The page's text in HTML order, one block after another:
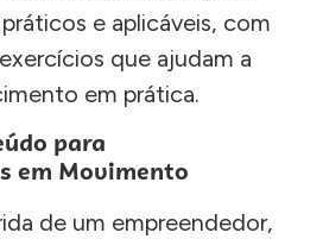
e aplicáveis, com
que ajudam a
em prática.
para
em Movimento
de um empreendedor,